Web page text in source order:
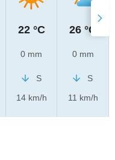
22 °C
0 mm
S
14 km/h
26 °C
0 mm
S
11 km/h